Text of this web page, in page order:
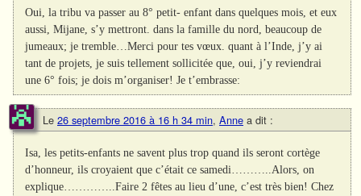
Oui, la tribu va passer au 8° petit- enfant dans quelques mois, et eux
aussi, Mijane, s’y mettront. dans la famille du nord, beaucoup de
jumeaux; je tremble…Merci pour tes vœux. quant à l’Inde, j’y ai
tant de projets, je suis tellement sollicitée que, oui, j’y reviendrai
une 6° fois; je dois m’organiser! Je t’embrasse:
Le 26 septembre 2016 à 16 h 34 min, Anne a dit :
Isa, les petits-enfants ne savent plus trop quand ils seront cortège
d’honneur, ils croyaient que c’était ce samedi………..Alors, on
explique…………..Faire 2 fêtes au lieu d’une, c’est très bien! Chez